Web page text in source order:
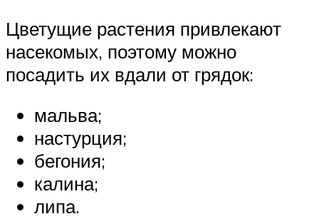
Цветущие растения привлекают
насекомых, поэтому можно
посадить их вдали от грядок:
мальва;
настурция;
бегония;
калина;
липа.